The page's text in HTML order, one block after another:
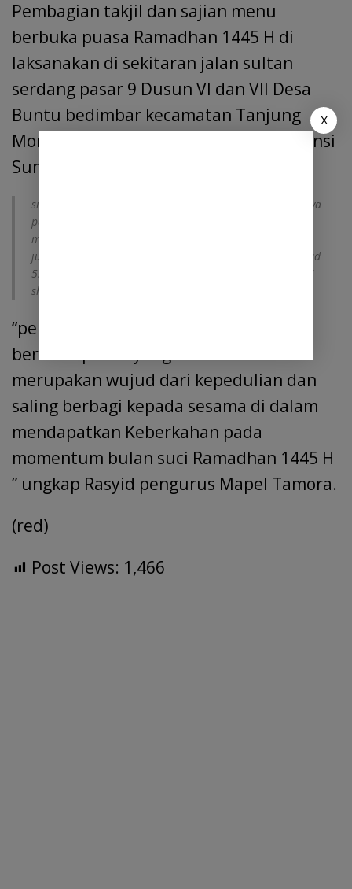
Pembagian takjil dan sajian menu
berbuka puasa Ramadhan 1445 H di
laksanakan di sekitaran jalan sultan
serdang pasar 9 Dusun VI dan VII Desa
Buntu bedimbar kecamatan Tanjung
Morawa Kabupaten Deli Serdang Provinsi
Sumatera Utara.
siapa memberi makan orang yang berpuasa,maka baginya
pahala seperti orang yang berpuasa tersebut,tanpa
mengurangi pahala orang yang berpuasa itu sedikit pun
juga”(HR.Tirmidzi no.807, ibnu majah no.1746 dan Ahmad
5:192.Al-Hafizh Abu Thahir mengatakan bahwa hadist ini
shahih).
“pembagian takjil dan sajian menu
berbuka puasa yang dilakukan ini
merupakan wujud dari kepedulian dan
saling berbagi kepada sesama di dalam
mendapatkan Keberkahan pada
momentum bulan suci Ramadhan 1445 H
” ungkap Rasyid pengurus Mapel Tamora.
(red)
Post Views: 1,466
X